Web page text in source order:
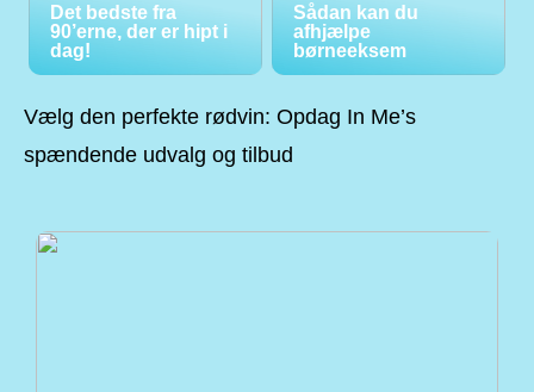
Det bedste fra
90’erne, der er hipt i
dag!
Sådan kan du
afhjælpe
børneeksem
Vælg den perfekte rødvin: Opdag In Me’s
spændende udvalg og tilbud